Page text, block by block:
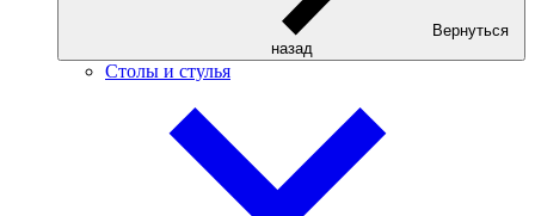
Вернуться
назад
Столы и стулья